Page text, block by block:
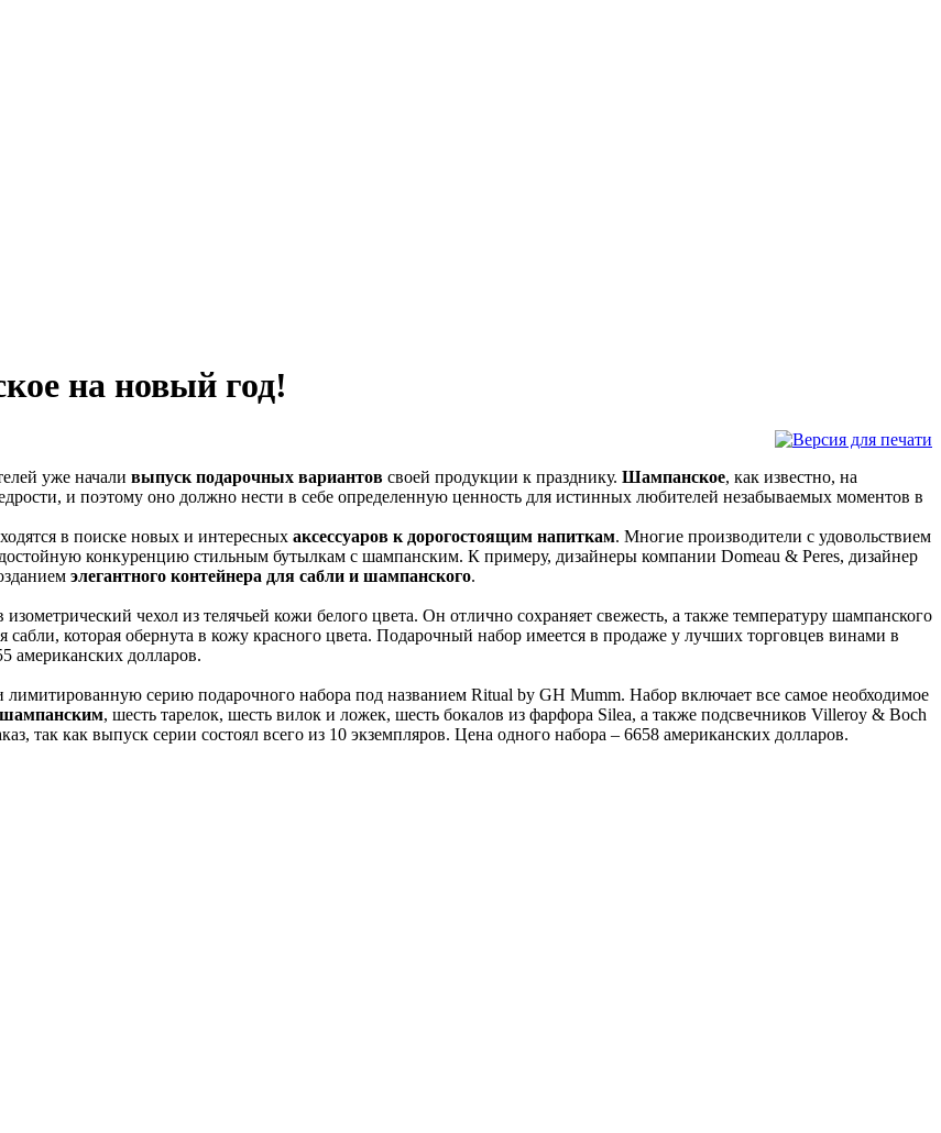
на новый год!
уже начали выпуск подарочных вариантов своей продукции к празднику. Шампанское, как известно, на
и поэтому оно должно нести в себе определенную ценность для истинных любителей незабываемых моментов в
в поиске новых и интересных аксессуаров к дорогостоящим напиткам. Многие производители с удовольствием
конкуренцию стильным бутылкам с шампанским. К примеру, дизайнеры компании Domeau & Peres, дизайнер
элегантного контейнера для сабли и шампанского.
чехол из телячьей кожи белого цвета. Он отлично сохраняет свежесть, а также температуру шампанского
сабли, которая обернута в кожу красного цвета. Подарочный набор имеется в продаже у лучших торговцев винами в
американских долларов.
лимитированную серию подарочного набора под названием Ritual by GH Mumm. Набор включает все самое необходимое
шампанским, шесть тарелок, шесть вилок и ложек, шесть бокалов из фарфора Silea, а также подсвечников Villeroy & Boch
так как выпуск серии состоял всего из 10 экземпляров. Цена одного набора – 6658 американских долларов.